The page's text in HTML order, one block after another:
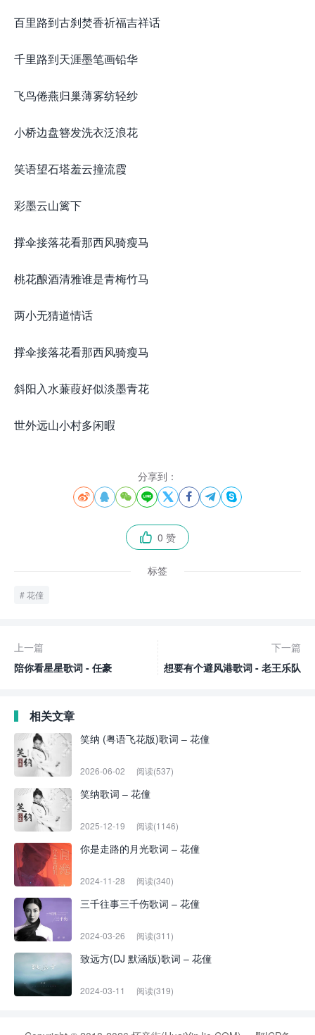
百里路到古刹焚香祈福吉祥话
千里路到天涯墨笔画铅华
飞鸟倦燕归巢薄雾纺轻纱
小桥边盘簪发洗衣泛浪花
笑语望石塔羞云撞流霞
彩墨云山篱下
撑伞接落花看那西风骑瘦马
桃花酿酒清雅谁是青梅竹马
两小无猜道情话
撑伞接落花看那西风骑瘦马
斜阳入水蒹葭好似淡墨青花
世外远山小村多闲暇
分享到：
       
 0 赞
标签
花僮
上一篇
陪你看星星歌词 - 任豪
下一篇
想要有个避风港歌词 - 老王乐队
相关文章
笑纳 (粤语飞花版)歌词 – 花僮
2026-06-02 阅读(537)
笑纳歌词 – 花僮
2025-12-19 阅读(1146)
你是走路的月光歌词 – 花僮
2024-11-28 阅读(340)
三千往事三千伤歌词 – 花僮
2024-03-26 阅读(311)
致远方(DJ 默涵版)歌词 – 花僮
2024-03-11 阅读(319)